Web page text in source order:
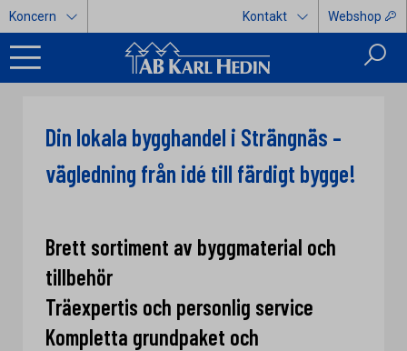
Koncern Kontakt Webshop
Din lokala bygghandel i Strängnäs –
vägledning från idé till färdigt bygge!
Brett sortiment av byggmaterial och
tillbehör
Träexpertis och personlig service
Kompletta grundpaket och